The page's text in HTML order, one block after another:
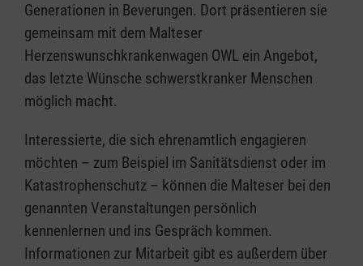
Generationen in Beverungen. Dort präsentieren sie
gemeinsam mit dem Malteser
Herzenswunschkrankenwagen OWL ein Angebot,
das letzte Wünsche schwerstkranker Menschen
möglich macht.
Interessierte, die sich ehrenamtlich engagieren
möchten – zum Beispiel im Sanitätsdienst oder im
Katastrophenschutz – können die Malteser bei den
genannten Veranstaltungen persönlich
kennenlernen und ins Gespräch kommen.
Informationen zur Mitarbeit gibt es außerdem über